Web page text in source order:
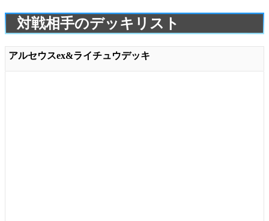
対戦相手のデッキリスト
アルセウスex&ライチュウデッキ